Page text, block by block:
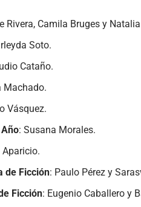
Rivera, Camila Bruges y
Soto.
Cataño​.
Machado.
Vásquez.
: Susana Morales​.
Aparicio​.
de Ficción: Paulo Pérez y
Ficción: Eugenio Caballero y